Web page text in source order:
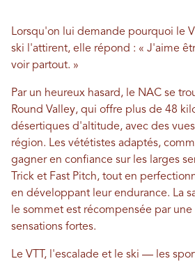
Lorsqu'on lui demande pourquoi le
ski l'attirent, elle répond : « J'aime
voir partout. »
Par un heureux hasard, le NAC se
Round Valley, qui offre plus de 48
désertiques d'altitude, avec des
région. Les vététistes adaptés,
gagner en confiance sur les larges
Trick et Fast Pitch, tout en
en développant leur endurance. La
le sommet est récompensée par une
sensations fortes.
Le VTT, l'escalade et le ski — les